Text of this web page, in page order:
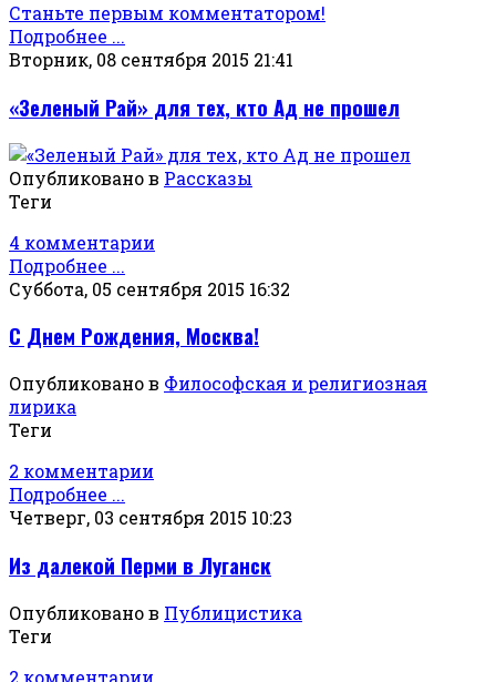
Станьте первым комментатором!
Подробнее ...
Вторник, 08 сентября 2015 21:41
«Зеленый Рай» для тех, кто Ад не прошел
Опубликовано в Рассказы
Теги
4 комментарии
Подробнее ...
Суббота, 05 сентября 2015 16:32
С Днем Рождения, Москва!
Опубликовано в Философская и религиозная
лирика
Теги
2 комментарии
Подробнее ...
Четверг, 03 сентября 2015 10:23
Из далекой Перми в Луганск
Опубликовано в Публицистика
Теги
2 комментарии